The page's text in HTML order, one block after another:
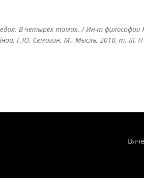
В четырех томах. / Ин-т философии
Г.Ю. Семигин. М., Мысль, 2010, т. III, Н